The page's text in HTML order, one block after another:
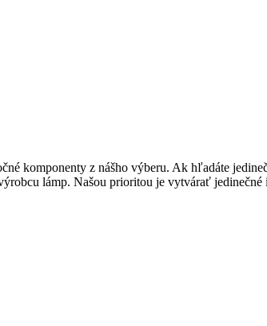
komponenty z nášho výberu. Ak hľadáte
lámp. Našou prioritou je vytvárať